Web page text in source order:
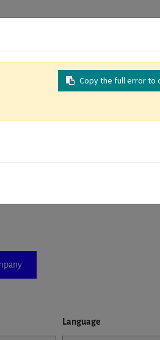
If you don't find your company in
Language
Copy the full error to